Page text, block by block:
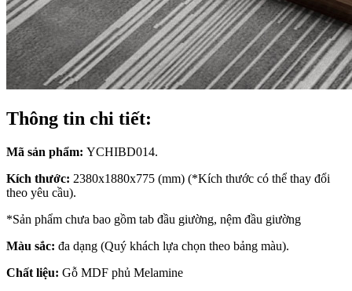
Thông tin chi tiết:
Mã sản phẩm: YCHIBD014.
Kích thước: 2380x1880x775 (mm) (*Kích thước có thể thay đổi
theo yêu cầu).
*Sản phẩm chưa bao gồm tab đầu giường, nệm đầu giường
Màu sắc: đa dạng (Quý khách lựa chọn theo bảng màu).
Chất liệu: Gỗ MDF phủ Melamine